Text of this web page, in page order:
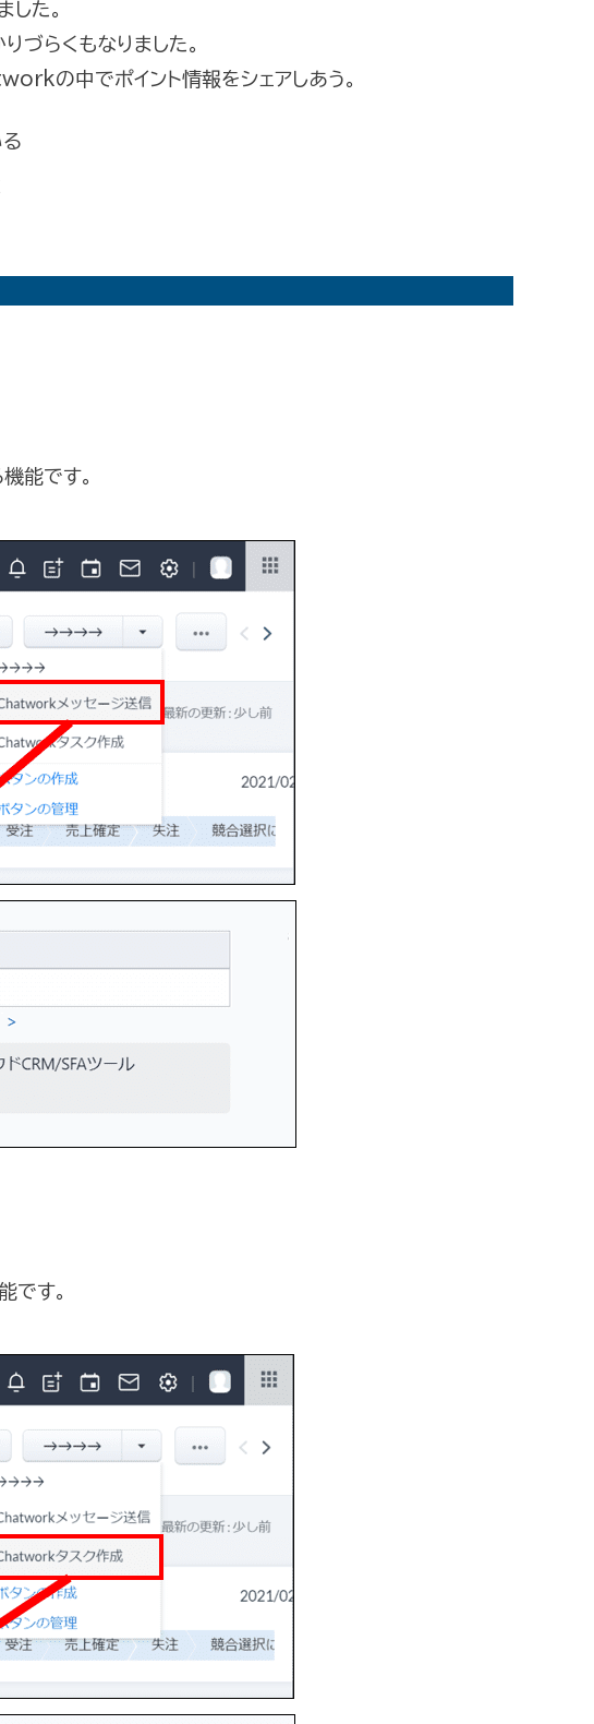
た。
づらくもなりました。
の中でポイント情報をシェアしあう。
能です。
です。